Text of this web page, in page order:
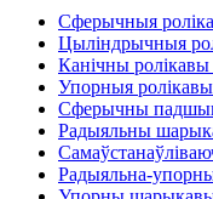
Сферычныя
Цыліндрычныя
Канічны
Упорныя
Сферычны
Радыяльны
Радыяльна-